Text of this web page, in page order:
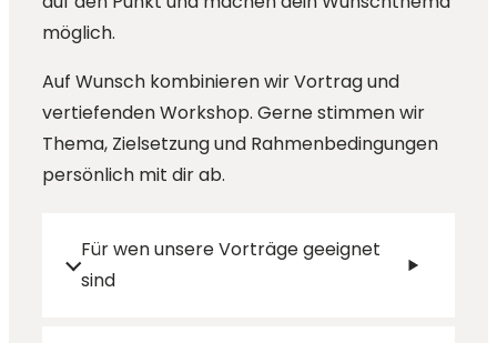
möglich.
Auf Wunsch kombinieren wir Vortrag und
vertiefenden Workshop. Gerne stimmen wir
Thema, Zielsetzung und Rahmenbedingungen
persönlich mit dir ab.
Für wen unsere Vorträge geeignet
sind